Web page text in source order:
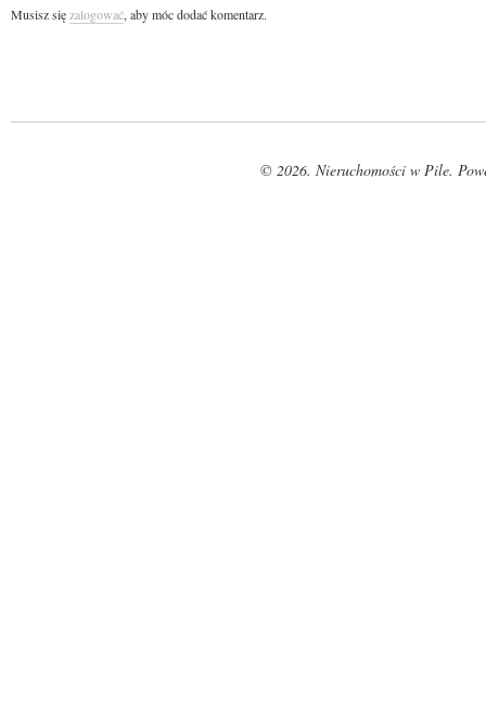
Musisz sięzalogować, aby móc dodać komentarz.
© 2026. Nieruchomości w Pile.